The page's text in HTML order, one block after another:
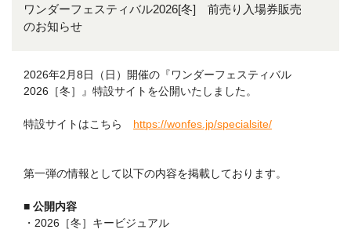
ワンダーフェスティバル2026[冬] 前売り入場券販売
のお知らせ
2026年2月8日（日）開催の『ワンダーフェスティバル
2026［冬］』特設サイトを公開いたしました。
特設サイトはこちら https://wonfes.jp/specialsite/
第一弾の情報として以下の内容を掲載しております。
■ 公開内容
・2026［冬］キービジュアル